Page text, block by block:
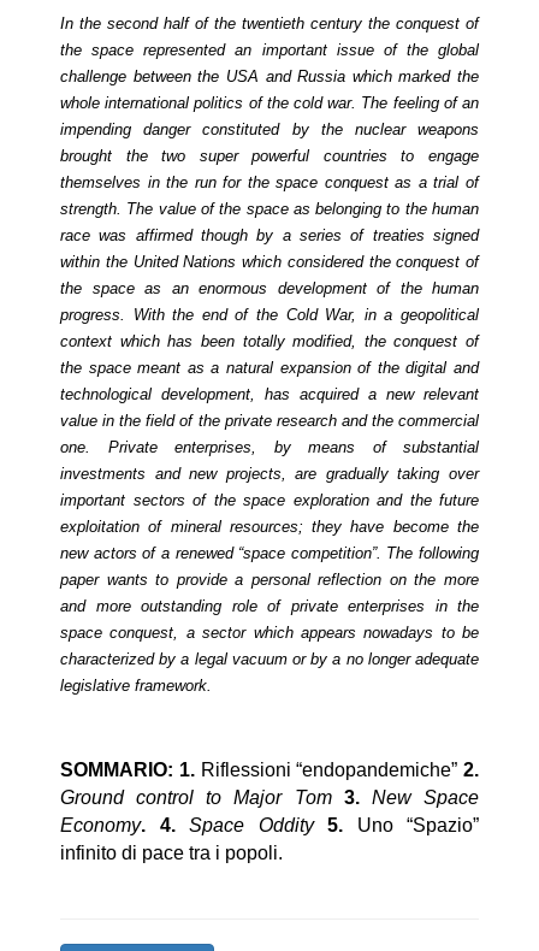
In the second half of the twentieth century the conquest of
the space represented an important issue of the global
challenge between the USA and Russia which marked the
whole international politics of the cold war. The feeling of an
impending danger constituted by the nuclear weapons
brought the two super powerful countries to engage
themselves in the run for the space conquest as a trial of
strength. The value of the space as belonging to the human
race was affirmed though by a series of treaties signed
within the United Nations which considered the conquest of
the space as an enormous development of the human
progress. With the end of the Cold War, in a geopolitical
context which has been totally modified, the conquest of
the space meant as a natural expansion of the digital and
technological development, has acquired a new relevant
value in the field of the private research and the commercial
one. Private enterprises, by means of substantial
investments and new projects, are gradually taking over
important sectors of the space exploration and the future
exploitation of mineral resources; they have become the
new actors of a renewed “space competition”. The following
paper wants to provide a personal reflection on the more
and more outstanding role of private enterprises in the
space conquest, a sector which appears nowadays to be
characterized by a legal vacuum or by a no longer adequate
legislative framework.
SOMMARIO: 1. Riflessioni “endopandemiche” 2.
Ground control to Major Tom
3. New Space
Economy. 4. Space Oddity 5. Uno “Spazio”
infinito di pace tra i popoli.